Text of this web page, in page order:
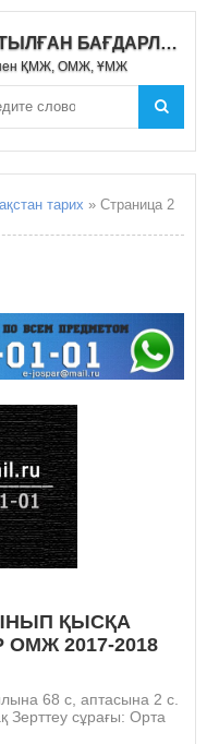
САБАҚ ЖОСПАРЛАР, ЖАҢАРТЫЛҒАН БАҒДАРЛАМА 2019-2020
ҚМЖ, ОМЖ, ҰМЖ
тарих » Страница 2
ҚЫСҚА
2017-2018
68 с, аптасына 2 c.
Зерттеу сұрағы: Орта